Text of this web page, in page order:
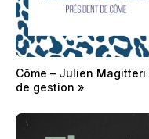
Côme – Julien
de gestion »